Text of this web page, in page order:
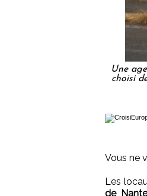
Une
choisi
Vous ne
Les
de